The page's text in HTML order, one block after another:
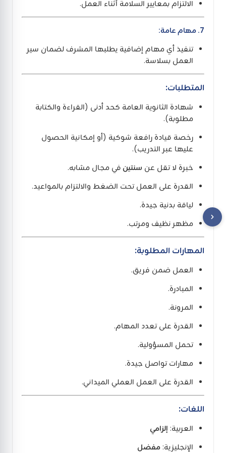
الالتزام بمعايير السلامة أثناء العمل.
7. مهام عامة:
تنفيذ أي مهام إضافية يطلبها المشرف لضمان سير
العمل بسلاسة.
المتطلبات:
شهادة الثانوية العامة كحد أدنى (القراءة والكتابة
مطلوبة).
رخصة قيادة رافعة شوكية (أو إمكانية الحصول
عليها عبر التدريب).
خبرة لا تقل عن سنتين في مجال مشابه.
القدرة على العمل تحت الضغط والالتزام بالمواعيد.
لياقة بدنية جيدة.
مظهر نظيف ومرتب.
المهارات المطلوبة:
العمل ضمن فريق.
المبادرة.
المرونة.
القدرة على تعدد المهام.
تحمل المسؤولية.
مهارات تواصل جيدة.
القدرة على العمل العملي الميداني.
اللغات:
العربية: إلزامي
الإنجليزية: مفضل